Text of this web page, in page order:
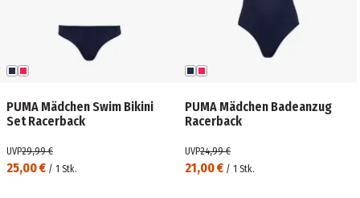
PUMA Mädchen Swim Bikini
Set Racerback
25,00 € / 1 Stk.
UVP29,99 €
PUMA Mädchen Badeanzug
Racerback
21,00 € / 1 Stk.
UVP24,99 €